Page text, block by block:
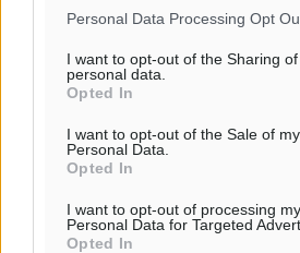
Personal Data Processing Opt
I want to opt-out of the Sharing
personal data.
Opted In
I want to opt-out of the Sale of my
Personal Data.
Opted In
I want to opt-out of processing my
Personal Data for Targeted
Opted In
Για την μερική αναπαραγωγή της
ιστοσελίδες είναι απαραίτητη η
παρεχόμενου συνδέσμου
της Δημοκρατικής.